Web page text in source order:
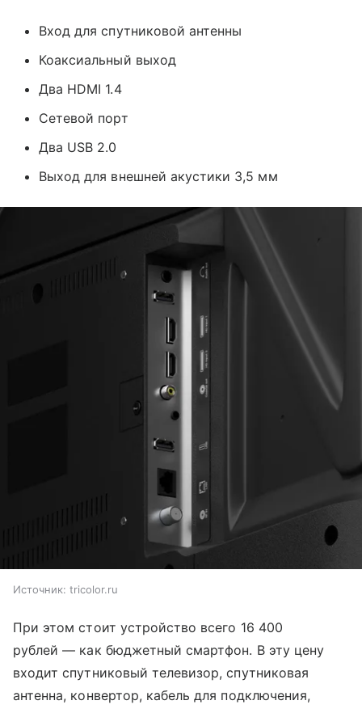
Вход для спутниковой антенны
Коаксиальный выход
Два HDMI 1.4
Сетевой порт
Два USB 2.0
Выход для внешней акустики 3,5 мм
Источник: tricolor.ru
При этом стоит устройство всего 16 400
рублей — как бюджетный смартфон. В эту цену
входит спутниковый телевизор, спутниковая
антенна, конвертор, кабель для подключения,